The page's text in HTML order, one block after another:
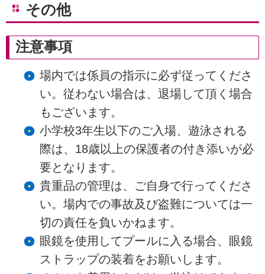
その他
注意事項
場内では係員の指示に必ず従ってくださ
い。従わない場合は、退場して頂く場合
もございます。
小学校3年生以下のご入場、遊泳される
際は、18歳以上の保護者の付き添いが必
要となります。
貴重品の管理は、ご自身で行ってくださ
い。場内での事故及び盗難については一
切の責任を負いかねます。
眼鏡を使用してプールに入る場合、眼鏡
ストラップの装着をお願いします。